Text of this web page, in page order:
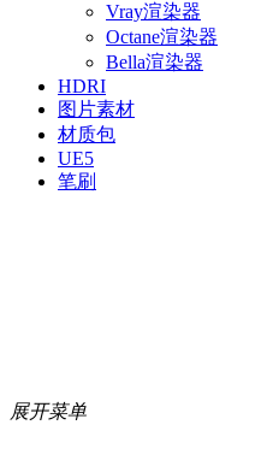
Vray渲染器
Octane渲染器
Bella渲染器
HDRI
图片素材
材质包
UE5
笔刷
展开菜单